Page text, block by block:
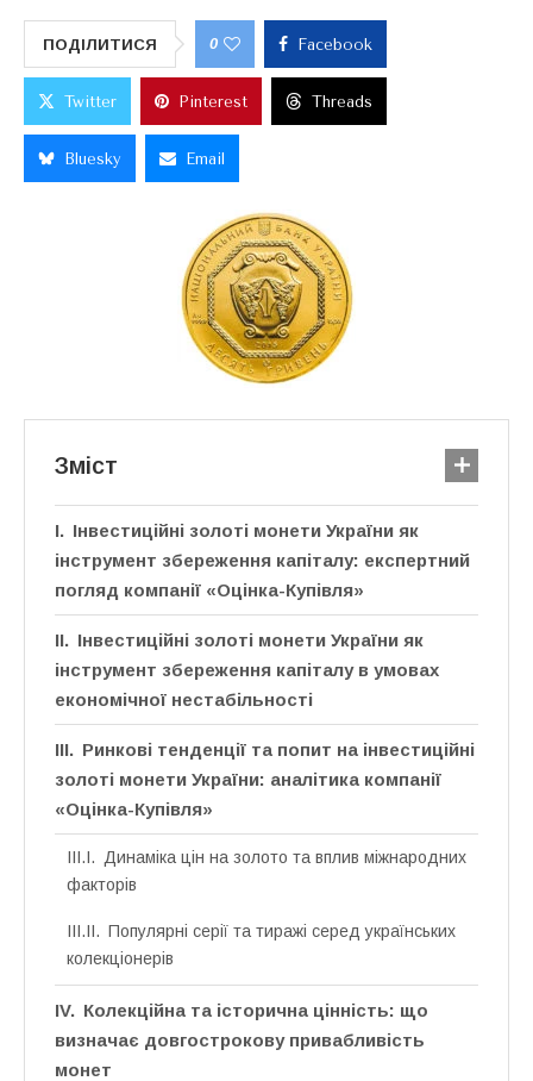
ПОДІЛИТИСЯ 0 Facebook
Twitter Pinterest Threads
Bluesky Email
Зміст
Інвестиційні золоті монети України як
інструмент збереження капіталу: експертний
погляд компанії «Оцінка-Купівля»
Інвестиційні золоті монети України як
інструмент збереження капіталу в умовах
економічної нестабільності
Ринкові тенденції та попит на інвестиційні
золоті монети України: аналітика компанії
«Оцінка-Купівля»
Динаміка цін на золото та вплив міжнародних
факторів
Популярні серії та тиражі серед українських
колекціонерів
Колекційна та історична цінність: що
визначає довгострокову привабливість
монет